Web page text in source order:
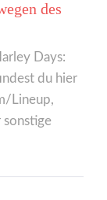
des
Days:
du hier
Lineup,